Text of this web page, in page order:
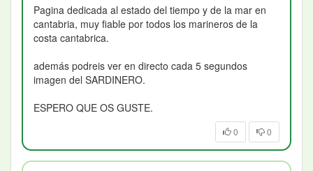
Pagina dedicada al estado del tiempo y de la mar en
cantabria, muy fiable por todos los marineros de la
costa cantabrica.
además podreis ver en directo cada 5 segundos
imagen del SARDINERO.
ESPERO QUE OS GUSTE.
0 0